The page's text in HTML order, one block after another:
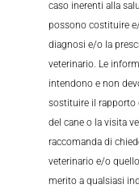
caso inerenti alla
possono costituire
diagnosi e/o la
veterinario. Le
intendono e non
sostituire il rapporto
del cane o la visita
raccomanda di
veterinario e/o
merito a qualsiasi